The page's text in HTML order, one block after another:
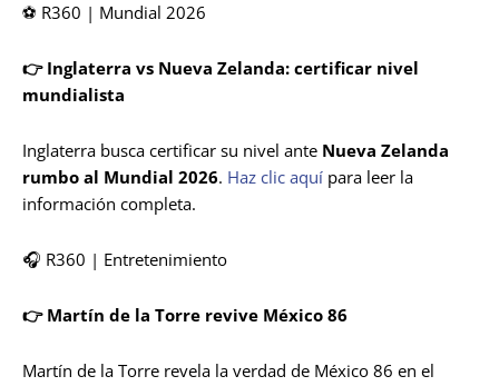
⚽ R360 | Mundial 2026
👉 Inglaterra vs Nueva Zelanda: certificar nivel
mundialista
Inglaterra busca certificar su nivel ante Nueva Zelanda
rumbo al Mundial 2026. Haz clic aquí para leer la
información completa.
🎧 R360 | Entretenimiento
👉 Martín de la Torre revive México 86
Martín de la Torre revela la verdad de México 86 en el